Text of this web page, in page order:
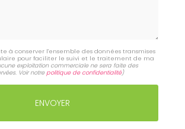
à conserver l'ensemble des données transmises
pour faciliter le suivi et le traitement de ma
exploitation commerciale ne sera faite des
Voir notrepolitique de confidentialité)